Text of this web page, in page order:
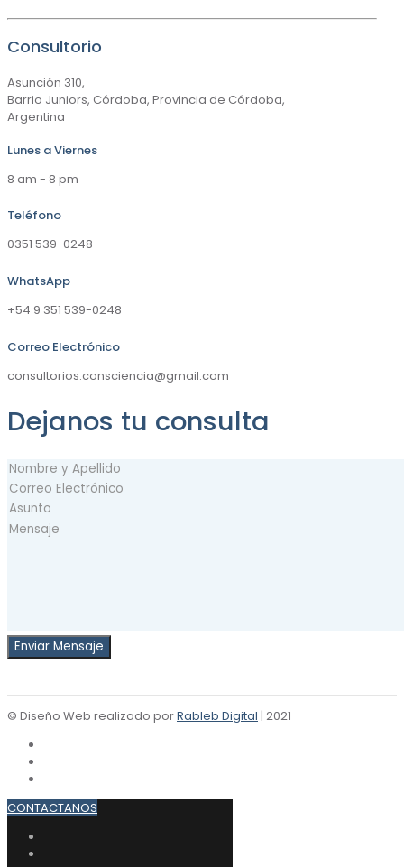
Consultorio
Asunción 310,
Barrio Juniors, Córdoba, Provincia de Córdoba,
Argentina
Lunes a Viernes
8 am - 8 pm
Teléfono
0351 539-0248
WhatsApp
+54 9 351 539-0248
Correo Electrónico
consultorios.consciencia@gmail.com
Dejanos tu consulta
© Diseño Web realizado porRableb Digital | 2021
CONTACTANOS